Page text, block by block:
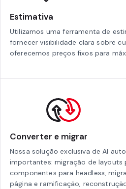
Estimativa
Utilizamos uma ferramenta de
fornecer visibilidade clara sobre
oferecemos preços fixos para
Converter e migrar
Nossa solução exclusiva de AI
importantes: migração de layouts
componentes para headless,
página e ramificação,